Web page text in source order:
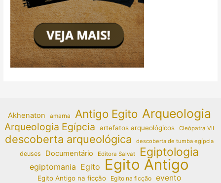
Akhenaton amarna Antigo Egito Arqueologia
Arqueologia Egípcia artefatos arqueológicos Cleópatra VII
descoberta arqueológica descoberta de tumba egípcia
deuses Documentário Editora Salvat Egiptologia
egiptomania Egito Egito Antigo
Egito Antigo na ficção Egito na ficção evento